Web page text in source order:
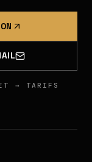
→ TARIFS